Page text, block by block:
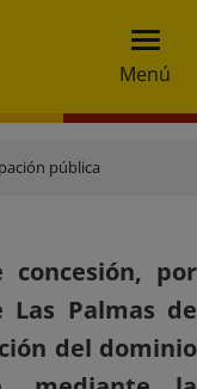
Menú
pública
por
Palmas de
del dominio